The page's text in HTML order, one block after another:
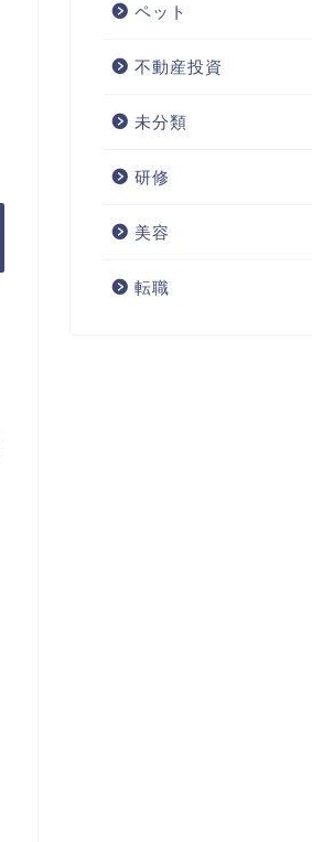
ペット
不動産投資
未分類
研修
美容
転職